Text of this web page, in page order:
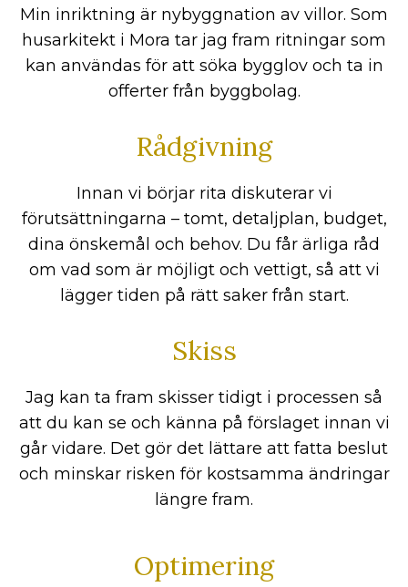
Min inriktning är nybyggnation av villor. Som
husarkitekt i Mora tar jag fram ritningar som
kan användas för att söka bygglov och ta in
offerter från byggbolag.
Rådgivning
Innan vi börjar rita diskuterar vi
förutsättningarna – tomt, detaljplan, budget,
dina önskemål och behov. Du får ärliga råd
om vad som är möjligt och vettigt, så att vi
lägger tiden på rätt saker från start.
Skiss
Jag kan ta fram skisser tidigt i processen så
att du kan se och känna på förslaget innan vi
går vidare. Det gör det lättare att fatta beslut
och minskar risken för kostsamma ändringar
längre fram.
Optimering